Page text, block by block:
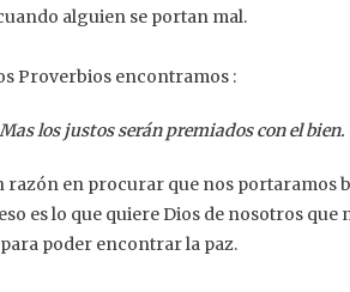
alguien se portan mal.
Proverbios encontramos :
los justos serán premiados con el bien.
en procurar que nos portaramos
es lo que quiere Dios de nosotros que
poder encontrar la paz.